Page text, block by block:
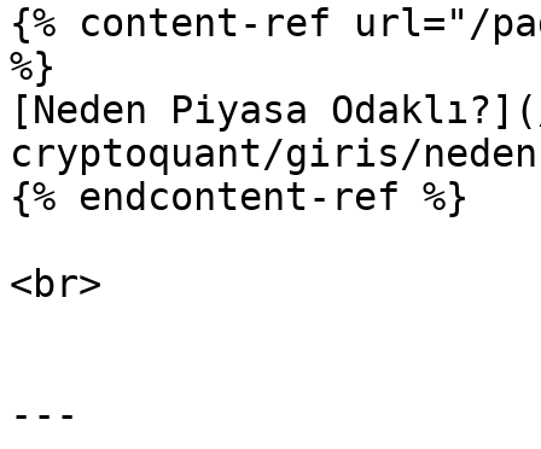
{% content-ref url="/
%}
[Neden Piyasa
cryptoquant/giris/
{% endcontent-ref %}
<br>
---